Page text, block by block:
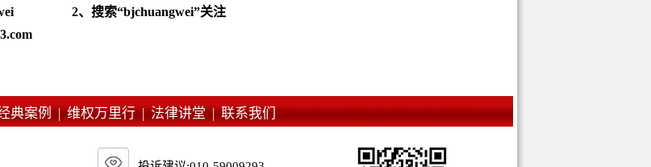
2、搜索“bjchuangwei”关注
典案例 |维权万里行 |法律讲堂 |联系我们